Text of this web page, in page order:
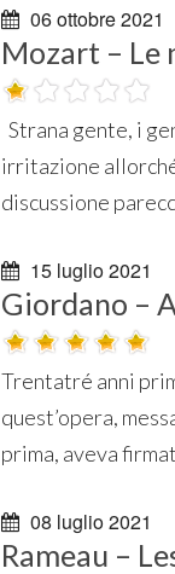
06 ottobre 2021
Mozart – Le
Strana gente, i
irritazione
discussione
15 luglio 2021
Giordano –
Trentatré anni
quest’opera,
prima, aveva
08 luglio 2021
Rameau –